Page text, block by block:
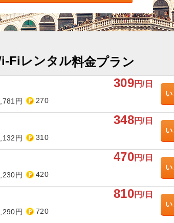
Fiレンタル料金プラン
円 270
309円/日
円 310
348円/日
円 420
470円/日
円 720
810円/日